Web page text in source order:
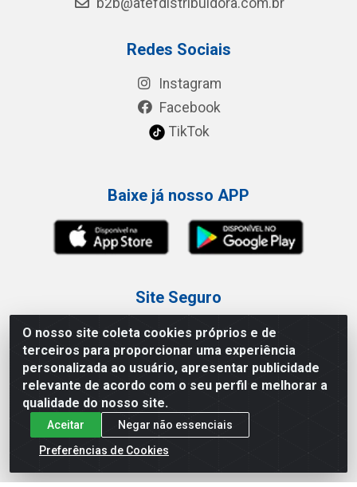
O nosso site coleta cookies próprios e de
terceiros para proporcionar uma experiência
personalizada ao usuário, apresentar publicidade
relevante de acordo com o seu perfil e melhorar a
qualidade do nosso site.
Aceitar
Negar não essenciais
Preferências de Cookies
Redes Sociais
Instagram
Facebook
TikTok
Baixe já nosso APP
Site Seguro
Loja / Showroom
Tel.: (11) 3227-0546
Av Vautier, 587/597 - Pari - São Paulo/SP